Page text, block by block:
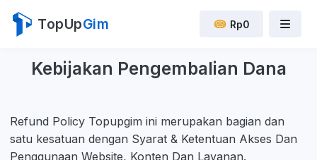
TopUpGim Rp0
Kebijakan Pengembalian Dana
Refund Policy Topupgim ini merupakan bagian dan
satu kesatuan dengan Syarat & Ketentuan Akses Dan
Penggunaan Website, Konten Dan Layanan.